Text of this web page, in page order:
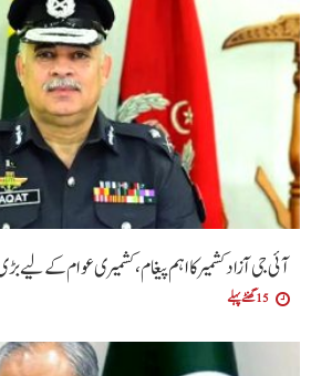
آئی جی آزاد کشمیر کا اہم پیغام، کشمیری عوام کے لیے
15 گھنٹے پہلے